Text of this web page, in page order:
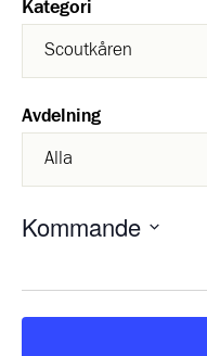
Kategori
Avdelning
Kommande
datum.